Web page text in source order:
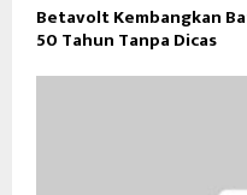
Betavolt Kembangkan
50 Tahun Tanpa Dicas